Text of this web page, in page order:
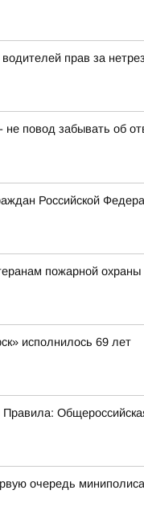
прав за
забывать об
Российской
пожарной охраны
исполнилось 69 лет
очередь